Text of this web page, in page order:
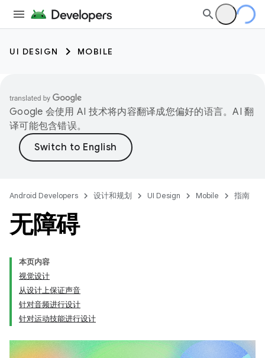
UI DESIGN MOBILE
Google 会使用 AI 技术将内容翻译成您偏好的语言。AI 翻
译可能包含错误。
Android Developers 设计和规划 UI Design Mobile 指南
无障碍
本页内容
视觉设计
从设计上保证声音
针对音频进行设计
针对运动技能进行设计